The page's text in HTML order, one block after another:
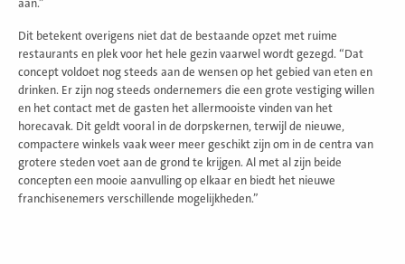
aan.”
Dit betekent overigens niet dat de bestaande opzet met ruime
restaurants en plek voor het hele gezin vaarwel wordt gezegd. “Dat
concept voldoet nog steeds aan de wensen op het gebied van eten en
drinken. Er zijn nog steeds ondernemers die een grote vestiging willen
en het contact met de gasten het allermooiste vinden van het
horecavak. Dit geldt vooral in de dorpskernen, terwijl de nieuwe,
compactere winkels vaak weer meer geschikt zijn om in de centra van
grotere steden voet aan de grond te krijgen. Al met al zijn beide
concepten een mooie aanvulling op elkaar en biedt het nieuwe
franchisenemers verschillende mogelijkheden.”